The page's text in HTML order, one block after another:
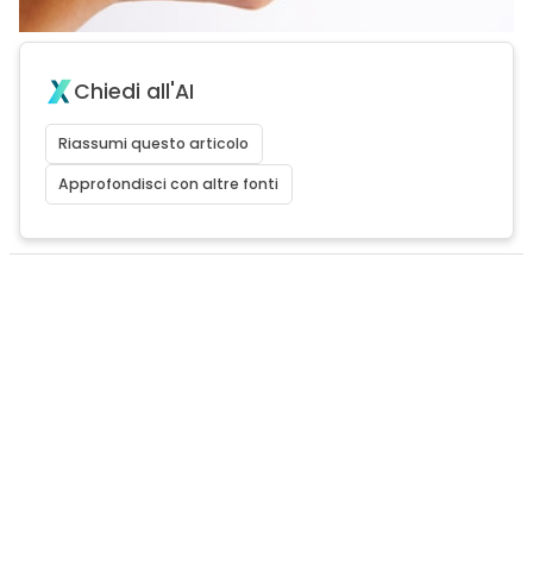
Chiedi all'AI
Riassumi questo articolo
Approfondisci con altre fonti